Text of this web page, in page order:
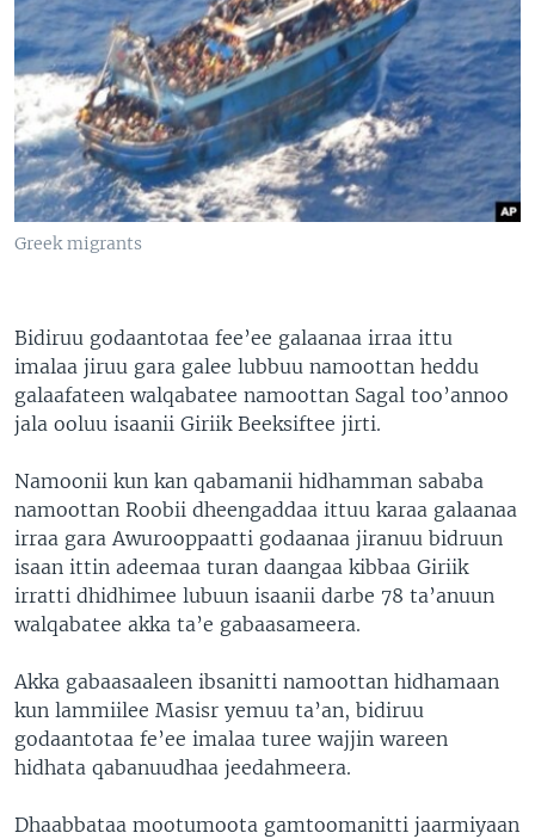
Greek migrants
Bidiruu godaantotaa fee’ee galaanaa irraa ittu
imalaa jiruu gara galee lubbuu namoottan heddu
galaafateen walqabatee namoottan Sagal too’annoo
jala ooluu isaanii Giriik Beeksiftee jirti.
Namoonii kun kan qabamanii hidhamman sababa
namoottan Roobii dheengaddaa ittuu karaa galaanaa
irraa gara Awurooppaatti godaanaa jiranuu bidruun
isaan ittin adeemaa turan daangaa kibbaa Giriik
irratti dhidhimee lubuun isaanii darbe 78 ta’anuun
walqabatee akka ta’e gabaasameera.
Akka gabaasaaleen ibsanitti namoottan hidhamaan
kun lammiilee Masisr yemuu ta’an, bidiruu
godaantotaa fe’ee imalaa turee wajjin wareen
hidhata qabanuudhaa jeedahmeera.
Dhaabbataa mootumoota gamtoomanitti jaarmiyaan